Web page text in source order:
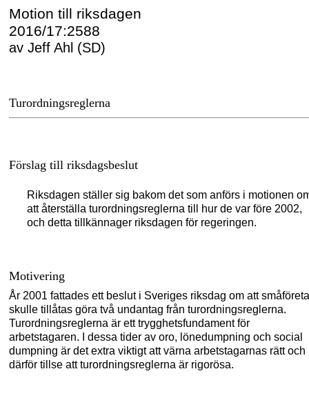
Motion till riksdagen
2016/17:2588
av Jeff Ahl (SD)
Turordningsreglerna
Förslag till riksdagsbeslut
Riksdagen ställer sig bakom det som anförs i motionen
att återställa turordningsreglerna till hur de var före 2002,
och detta tillkännager riksdagen för regeringen.
Motivering
År 2001 fattades ett besluti Sveriges riksdag om att
skulle tillåtas göra två undantag från turordningsreglerna.
Turordningsreglerna är ett trygghetsfundament för
arbetstagaren. I dessa tider av oro, lönedumpning och social
dumpning är det extra viktigt att värna arbetstagarnas rätt och
därför tillse att turordningsreglerna är rigorösa.